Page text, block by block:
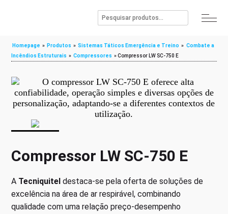
Homepage » Produtos » Sistemas Táticos Emergência e Treino » Combate a
Incêndios Estruturais » Compressores »Compressor LW SC-750 E
Compressor LW SC-750 E
A Tecniquitel destaca-se pela oferta de soluções de
excelência na área de ar respirável, combinando
qualidade com uma relação preço-desempenho